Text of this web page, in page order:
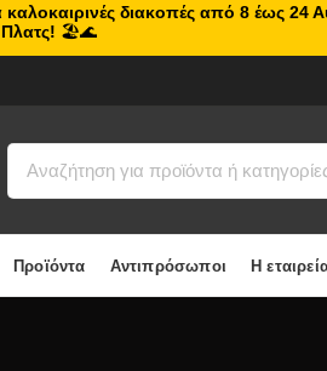
Προϊόντα Αντιπρόσωποι Η
καλοκαιρινές διακοπές από 8 έως 24
Πλατς! 🏖️🌊